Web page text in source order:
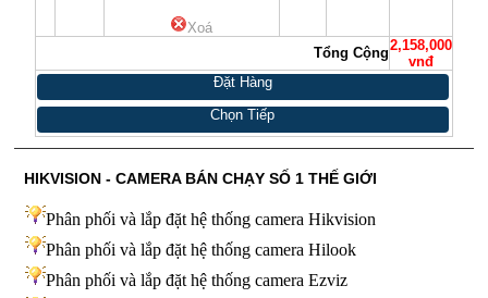
Xoá
Tổng Cộng2,158,000
vnđ
Đặt Hàng
Chọn Tiếp
HIKVISION - CAMERA BÁN CHẠY SỐ 1 THẾ GIỚI
Phân phối và lắp đặt hệ thống camera Hikvision
Phân phối và lắp đặt hệ thống camera Hilook
Phân phối và lắp đặt hệ thống camera Ezviz